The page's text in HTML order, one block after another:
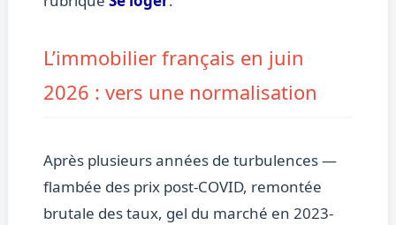
L’immobilier français en juin
2026 : vers une normalisation
Après plusieurs années de turbulences —
flambée des prix post-COVID, remontée
brutale des taux, gel du marché en 2023-